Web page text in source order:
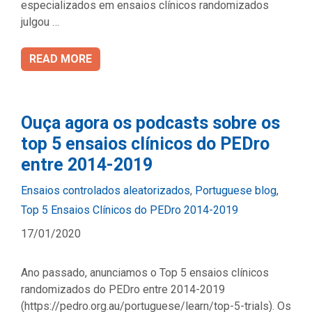
especializados em ensaios clínicos randomizados
julgou …
READ MORE
Ouça agora os podcasts sobre os
top 5 ensaios clínicos do PEDro
entre 2014-2019
Categories
Ensaios controlados aleatorizados, Portuguese blog,
Top 5 Ensaios Clínicos do PEDro 2014-2019
17/01/2020
Ano passado, anunciamos o Top 5 ensaios clínicos
randomizados do PEDro entre 2014-2019
(https://pedro.org.au/portuguese/learn/top-5-trials). Os